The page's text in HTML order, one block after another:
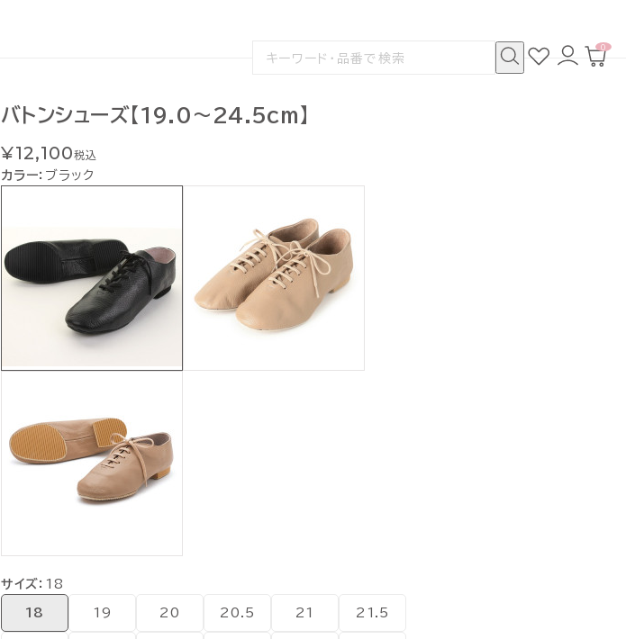
検
お
気
ロ
グ
カ
0
バトンシューズ【19.0～24.5cm】
¥12,100税込
カラー： ブラック
サイズ： 18
18 19 20 20.5 21 21.5